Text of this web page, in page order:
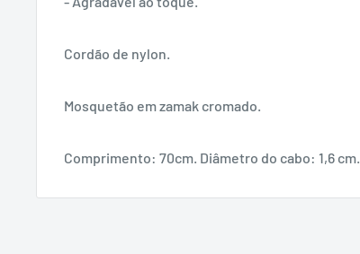
Cordão de nylon.
Mosquetão em zamak cromado.
Comprimento: 70cm. Diâmetro do cabo: 1,6 cm.